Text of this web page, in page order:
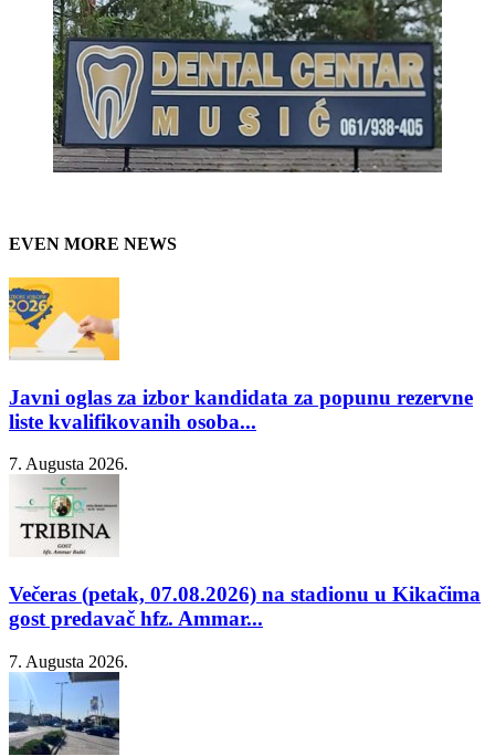
EVEN MORE NEWS
Javni oglas za izbor kandidata za popunu rezervne
liste kvalifikovanih osoba...
7. Augusta 2026.
Večeras (petak, 07.08.2026) na stadionu u Kikačima
gost predavač hfz. Ammar...
7. Augusta 2026.